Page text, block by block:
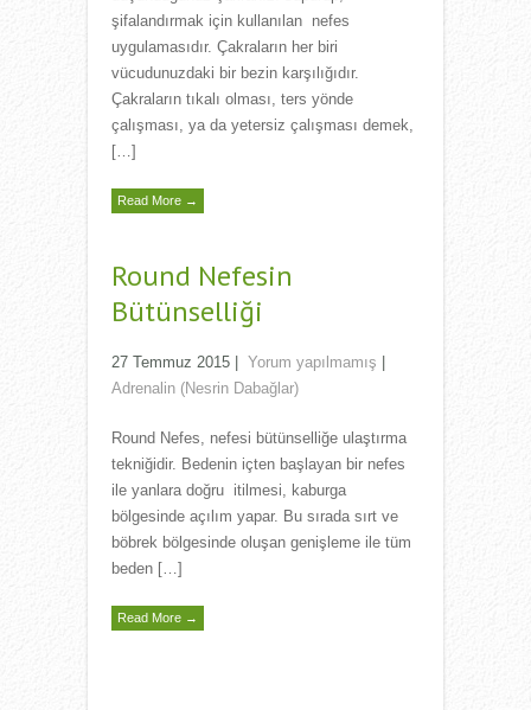
şifalandırmak için kullanılan nefes
uygulamasıdır. Çakraların her biri
vücudunuzdaki bir bezin karşılığıdır.
Çakraların tıkalı olması, ters yönde
çalışması, ya da yetersiz çalışması demek,
[…]
Read More →
Round Nefesin
Bütünselliği
27 Temmuz 2015 Yorum yapılmamış
Adrenalin (Nesrin Dabağlar)
Round Nefes, nefesi bütünselliğe ulaştırma
tekniğidir. Bedenin içten başlayan bir nefes
ile yanlara doğru itilmesi, kaburga
bölgesinde açılım yapar. Bu sırada sırt ve
böbrek bölgesinde oluşan genişleme ile tüm
beden […]
Read More →